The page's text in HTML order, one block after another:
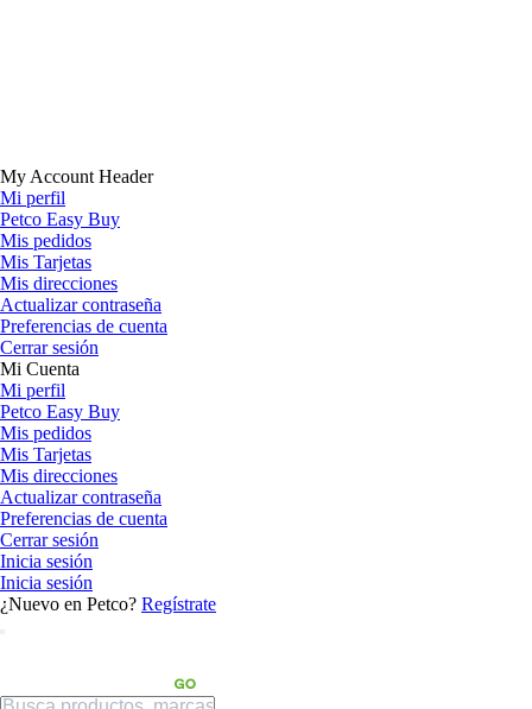
My Account Header
Mi perfil
Petco Easy Buy
Mis pedidos
Mis Tarjetas
Mis direcciones
Actualizar contraseña
Preferencias de cuenta
Cerrar sesión
Mi Cuenta
Mi perfil
Petco Easy Buy
Mis pedidos
Mis Tarjetas
Mis direcciones
Actualizar contraseña
Preferencias de cuenta
Cerrar sesión
Inicia sesión
Inicia sesión
¿Nuevo en Petco? Regístrate